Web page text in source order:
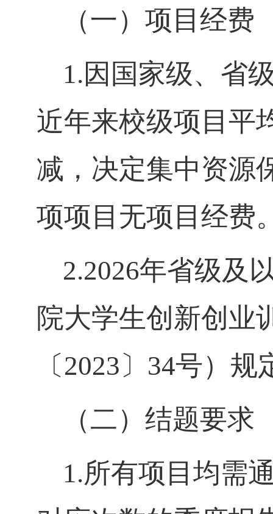
（一）项目经费
1.因国家级、省
近年来校级项目平
减，决定集中资源
项项目无项目经费
2.2026年省级及
院大学生创新创业
〔2023〕34号）规
（二）结题要求
1.所有项目均需